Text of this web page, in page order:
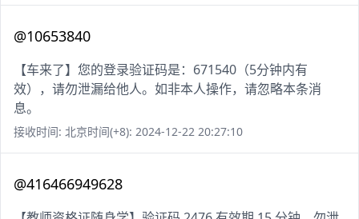
@10653840
【车来了】您的登录验证码是：671540（5分钟内有
效），请勿泄漏给他人。如非本人操作，请忽略本条消
息。
接收时间: 北京时间(+8): 2024-12-22 20:27:10
@416466949628